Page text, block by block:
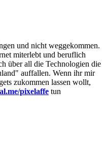
und nicht weggekommen.
miterlebt und beruflich
über all die Technologien die
auffallen. Wenn ihr mir
zukommen lassen wollt,
pixelaffe tun